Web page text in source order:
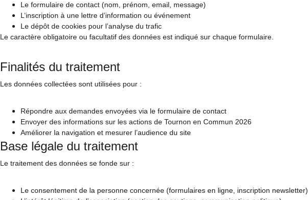
Le formulaire de contact (nom, prénom, email, message)
L’inscription à une lettre d’information ou événement
Le dépôt de cookies pour l’analyse du trafic
Le caractère obligatoire ou facultatif des données est indiqué sur chaque formulaire.
Finalités du traitement
Les données collectées sont utilisées pour :
Répondre aux demandes envoyées via le formulaire de contact
Envoyer des informations sur les actions de Tournon en Commun 2026
Améliorer la navigation et mesurer l’audience du site
Base légale du traitement
Le traitement des données se fonde sur :
Le consentement de la personne concernée (formulaires en ligne, inscription newsletter)